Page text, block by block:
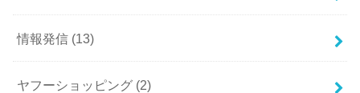
情報発信 (13)
ヤフーショッピング (2)